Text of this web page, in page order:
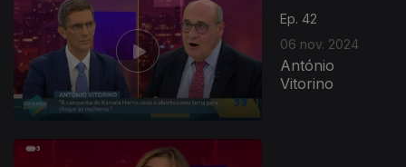
Ep. 42
06 nov. 2024
António
Vitorino